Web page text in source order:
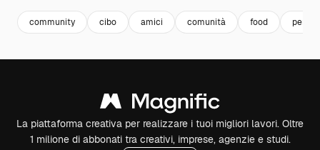
community cibo amici comunità food
La piattaforma creativa per realizzare i tuoi migliori lavori. Oltre
1 milione di abbonati tra creativi, imprese, agenzie e studi.